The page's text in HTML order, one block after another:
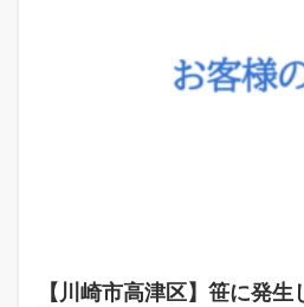
【川崎市高津区】笹に発